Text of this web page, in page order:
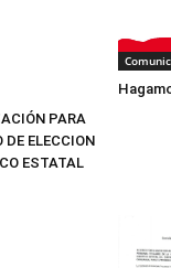
PARA
DE ELECCION
ESTATAL